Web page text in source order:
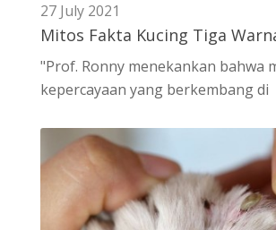
27 July 2021
Mitos Fakta Kucing Tiga
"Prof. Ronny menekankan bahwa
kepercayaan yang berkembang di